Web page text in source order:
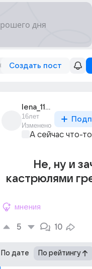
Создать пост
lena_11093
16лет
Изменено
А сейчас что-
Не, ну и
кастрюлями
мнения
5 10
По дате По рейтингу